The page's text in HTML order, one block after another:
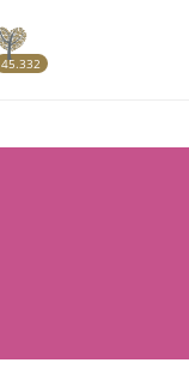
45.332